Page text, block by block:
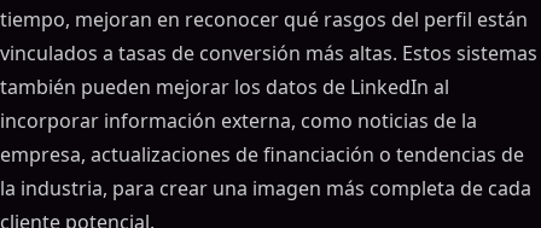
tiempo, mejoran en reconocer qué rasgos del perfil están
vinculados a tasas de conversión más altas. Estos sistemas
también pueden mejorar los datos de LinkedIn al
incorporar información externa, como noticias de la
empresa, actualizaciones de financiación o tendencias de
la industria, para crear una imagen más completa de cada
cliente potencial.